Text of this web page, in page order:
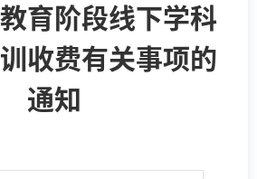
育阶段线下学科
收费有关事项的
通知